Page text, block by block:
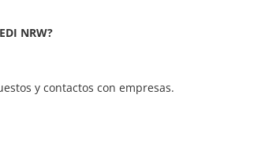
NRW?
y contactos con empresas.